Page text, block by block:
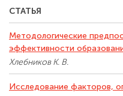
СТАТЬЯ
Методологические
эффективности
Хлебников К. В.
Исследование факторов,